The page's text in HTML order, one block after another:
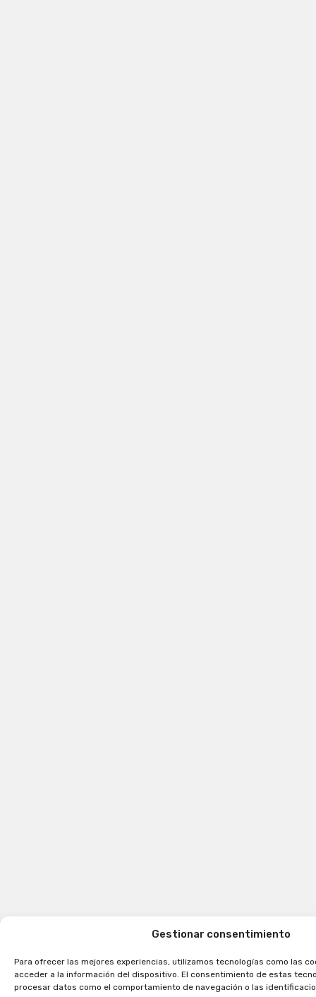
Gestionar consentimiento
Para ofrecer las mejores experiencias, utilizamos tecnologías como las
acceder a la información del dispositivo. El consentimiento de estas
procesar datos como el comportamiento de navegación o las